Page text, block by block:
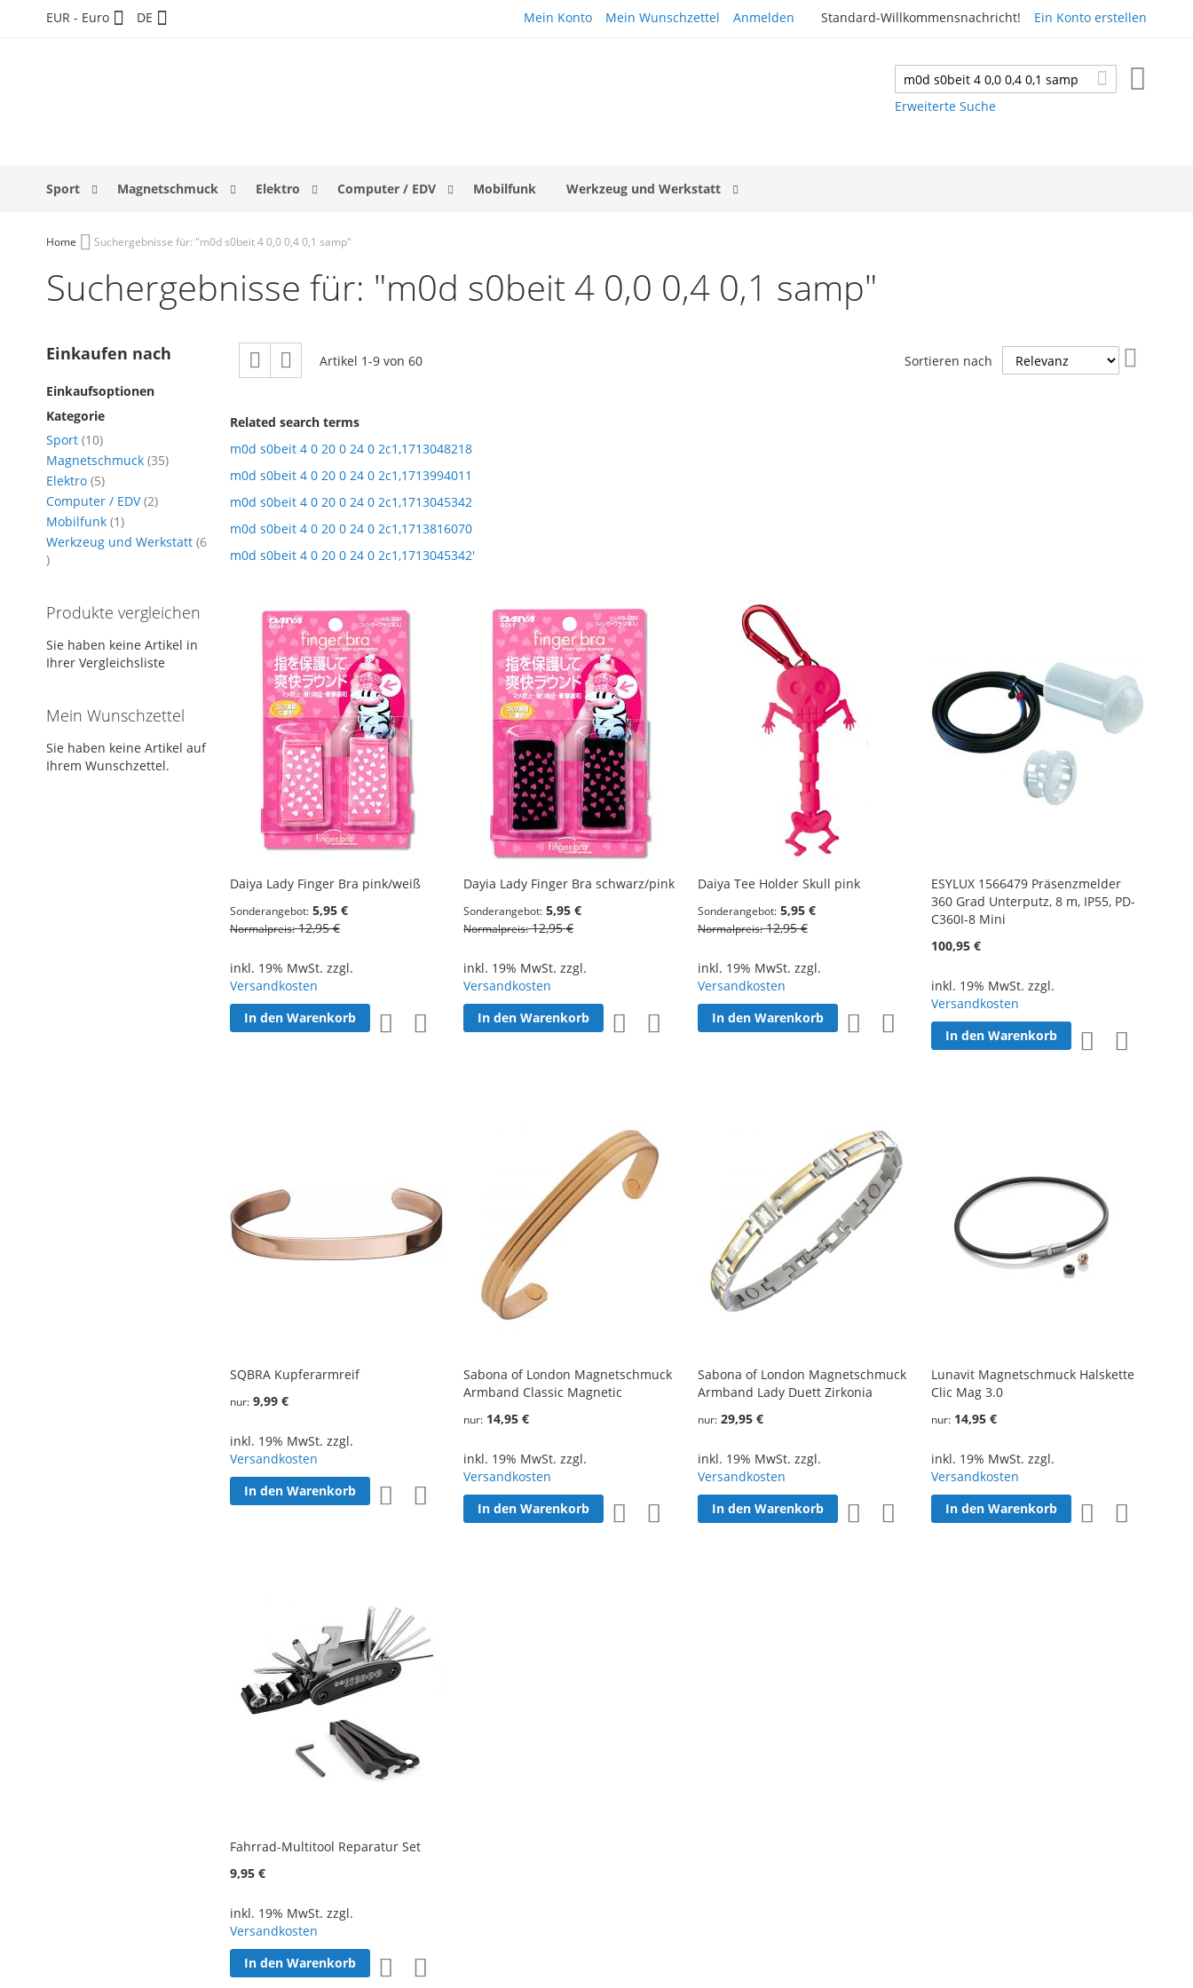
Mein Konto Mein Wunschzettel Anmelden Standard-Willkommensnachricht! Ein Konto erstellen
Direkt
Währung
EUR - Euro Sprache
DE
Suche
Erweiterte Suche
Suche
Sport Magnetschmuck Elektro Computer / EDV Mobilfunk Werkzeug und Werkstatt
Home Suchergebnisse für: "m0d s0beit 4 0,0 0,4 0,1 samp"
Suchergebnisse für: "m0d s0beit 4 0,0 0,4 0,1 samp"
Ansicht
als
Raster Artikel 1-9von 60 Sortieren nach
Related search terms
m0d s0beit 4 0 20 0 24 0 2c1,1713048218
m0d s0beit 4 0 20 0 24 0 2c1,1713994011
m0d s0beit 4 0 20 0 24 0 2c1,1713045342
m0d s0beit 4 0 20 0 24 0 2c1,1713816070
m0d s0beit 4 0 20 0 24 0 2c1,1713045342'
Daiya Lady Finger Bra pink/weiß
Sonderangebot 5,95 €
Normalpreis 12,95 €
inkl. 19% MwSt. zzgl.
Versandkosten
In den Warenkorb
Dayia Lady Finger Bra schwarz/pink
Sonderangebot 5,95 €
Normalpreis 12,95 €
inkl. 19% MwSt. zzgl.
Versandkosten
In den Warenkorb
Daiya Tee Holder Skull pink
Sonderangebot 5,95 €
Normalpreis 12,95 €
inkl. 19% MwSt. zzgl.
Versandkosten
In den Warenkorb
WunschlisteVergleichsliste
ESYLUX 1566479 Präsenzmelder
360 Grad Unterputz, 8 m, IP55, PD-
C360I-8 Mini
100,95 €
inkl. 19% MwSt. zzgl.
Versandkosten
In den Warenkorb
SQBRA Kupferarmreif
nur 9,99 €
inkl. 19% MwSt. zzgl.
Versandkosten
In den Warenkorb
WunschlisteVergleichsliste
Sabona of London Magnetschmuck
Armband Classic Magnetic
nur 14,95 €
inkl. 19% MwSt. zzgl.
Versandkosten
In den Warenkorb
Sabona of London Magnetschmuck
Armband Lady Duett Zirkonia
nur 29,95 €
inkl. 19% MwSt. zzgl.
Versandkosten
In den Warenkorb
Lunavit Magnetschmuck Halskette
Clic Mag 3.0
nur 14,95 €
inkl. 19% MwSt. zzgl.
Versandkosten
In den Warenkorb
Fahrrad-Multitool Reparatur Set
9,95 €
inkl. 19% MwSt. zzgl.
Versandkosten
In den Warenkorb
Einkaufen nach
Einkaufsoptionen
Kategorie
Sport 10Artikel
Magnetschmuck 35Artikel
Elektro 5Artikel
Computer / EDV 2Artikel
Mobilfunk 1Artikel
Werkzeug und Werkstatt 6
Artikel
Produkte vergleichen
Sie haben keine Artikel in
Ihrer Vergleichsliste
Mein Wunschzettel
Sie haben keine Artikel auf
Ihrem Wunschzettel.